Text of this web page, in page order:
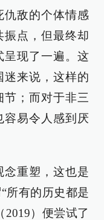
仇敌的个体情感
振点，但最终却
呈现了一遍。这
迷来说，这样的
；而对于非三
容易令人感到厌
念重塑，这也是
所有的历史都是
2019）便尝试了